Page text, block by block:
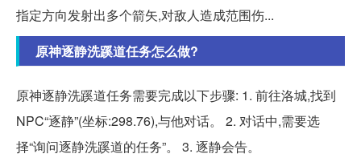
指定方向发射出多个箭矢,对敌人造成范围伤...
原神逐静洗蹊道任务怎么做?
原神逐静洗蹊道任务需要完成以下步骤: 1. 前往洛城,找到
NPC“逐静”(坐标:298.76),与他对话。 2. 对话中,需要选
择“询问逐静洗蹊道的任务”。 3. 逐静会告。